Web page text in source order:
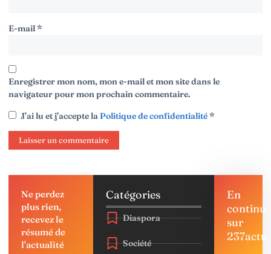
E-mail*
Enregistrer mon nom, mon e-mail et mon site dans le
navigateur pour mon prochain commentaire.
J’ai lu et j’accepte laPolitique de confidentialité*
Ne perdez
plus rien,
recevez le
résumé de
l'actualité
Catégories
Diaspora
Société
En
continu
sur
237actu